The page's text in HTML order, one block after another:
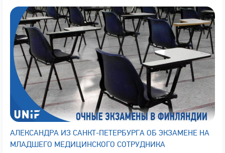
АЛЕКСАНДРА ИЗ САНКТ-ПЕТЕРБУРГА ОБ ЭКЗАМЕНЕ НА
МЛАДШЕГО МЕДИЦИНСКОГО СОТРУДНИКА